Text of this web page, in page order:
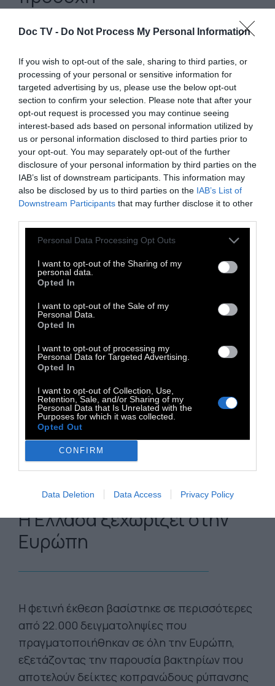
Doc TV - Do Not Process My Personal Information
If you wish to opt-out of the sale, sharing to third parties, or
processing of your personal or sensitive information for
targeted advertising by us, please use the below opt-out
section to confirm your selection. Please note that after your
opt-out request is processed you may continue seeing
interest-based ads based on personal information utilized by
us or personal information disclosed to third parties prior to
your opt-out. You may separately opt-out of the further
disclosure of your personal information by third parties on the
IAB’s list of downstream participants. This information may
also be disclosed by us to third parties on the IAB’s List of
Downstream Participants that may further disclose it to other
Personal Data Processing Opt Outs
I want to opt-out of the Sharing of my
personal data.
Opted In
I want to opt-out of the Sale of my
Personal Data.
Opted In
I want to opt-out of processing my
Personal Data for Targeted Advertising.
Opted In
I want to opt-out of Collection, Use,
Retention, Sale, and/or Sharing of my
Personal Data that Is Unrelated with the
Purposes for which it was collected.
Opted Out
CONFIRM
Data Deletion Data Access Privacy Policy
Παρά τη συνολικά εξαιρετική εικόνα, η
έκθεση εντοπίζει και ορισμένες περιοχές
όπου η ποιότητα των υδάτων δεν φτάνει στα
υψηλότερα επίπεδα.Το σημείο με τη
χαμηλότερη αξιολόγηση στη χώρα είναι η
Νέα Αρτάκη στην Εύβοια, η οποία αποτελεί
τη μοναδική περιοχή όπου τα νερά
χαρακτηρίζονται «επαρκούς» ποιότητας και
όχι «καλής» ή «εξαιρετικής».
Παράλληλα, αρκετά σημεία στα Δωδεκάνησα
κατατάσσονται στην κατηγορία «καλή» αντί
για «εξαιρετική». Συγκεκριμένα,
καταγράφονται
στη Ρόδο, επτά
στην Κω, τρία στην Αστυπάλαια, δύο στην
Πάτμο και ένα στη Λέρο. Ανάλογη εικόνα
παρουσιάζει και η Ναύπακτος, όπου οι
παραλίες Γρίμποβο και Ψανή αξιολογούνται
ως «καλής» ποιότητας. Αξίζει να σημειωθεί
ακτές είναι ακατάλληλες για κολύμβηση.
Αντίθετα, πρόκειται για νερά που πληρούν
τα ευρωπαϊκά πρότυπα, αλλά δεν
καταφέρνουν να φτάσουν τις εξαιρετικές
επιδόσεις που χαρακτηρίζουν τη μεγάλη
Η Ελλάδα ξεχωρίζει στην
Ευρώπη
Η φετινή έκθεση βασίστηκε σε περισσότερες
από 22.000 δειγματοληψίες που
πραγματοποιήθηκαν σε όλη την Ευρώπη,
εξετάζοντας την παρουσία βακτηρίων που
αποτελούν δείκτες κοπρανώδους ρύπανσης